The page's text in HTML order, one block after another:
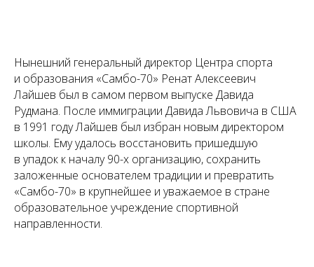
Нынешний генеральный директор Центра спорта
и образования «Самбо-70» Ренат Алексеевич
Лайшев был в самом первом выпуске Давида
Рудмана. После иммиграции Давида Львовича в США
в 1991 году Лайшев был избран новым директором
школы. Ему удалось восстановить пришедшую
в упадок к началу 90-х организацию, сохранить
заложенные основателем традиции и превратить
«Самбо-70» в крупнейшее и уважаемое в стране
образовательное учреждение спортивной
направленности.